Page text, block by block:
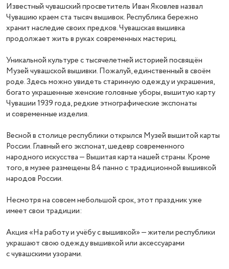
Известный чувашский просветитель Иван Яковлев назвал
Чувашию краем ста тысяч вышивок. Республика бережно
хранит наследие своих предков. Чувашская вышивка
продолжает жить в руках современных мастериц.
Уникальной культуре с тысячелетней историей посвящён
Музей чувашской вышивки. Пожалуй, единственный в своём
роде. Здесь можно увидеть старинную одежду и украшения,
богато украшенные женские головные уборы, вышитую карту
Чувашии 1939 года, редкие этнографические экспонаты
и современные изделия.
Весной в столице республики открылся Музей вышитой карты
России. Главный его экспонат, шедевр современного
народного искусства — Вышитая карта нашей страны. Кроме
того, в музее размещены 84 панно с традиционной вышивкой
народов России.
Несмотря на совсем небольшой срок, этот праздник уже
имеет свои традиции:
Акция «На работу и учёбу с вышивкой» — жители республики
украшают свою одежду вышивкой или аксессуарами
с чувашскими узорами.